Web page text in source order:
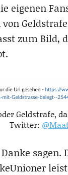
eigenen
von
zum Bild,
Geldstrafe,
Twitter:
sagen.